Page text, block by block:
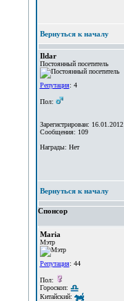
Вернуться к началу
Ildar
Постоянный посетитель
Репутация: 4
Пол:
Зарегистрирован: 16.01.2012
Сообщения: 109
Награды: Нет
Вернуться к началу
Спонсор
Maria
Мэтр
Репутация: 44
Пол:
Гороскоп:
Китайский: